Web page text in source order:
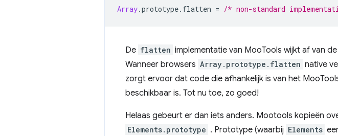
Array.prototype. flatten = /* non-standard
De flatten implementatie van MooTools wijkt af van
Wanneer browsers Array.prototype.flatten native
zorgt ervoor dat code die afhankelijk is van het
beschikbaar is. Tot nu toe, zo goed!
Helaas gebeurt er dan iets anders. Mootools kopieën
Elements.prototype . Prototype (waarbij Elements